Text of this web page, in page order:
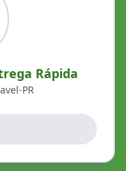
Rápida
PR